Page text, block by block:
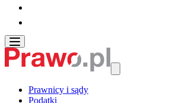
Prawnicy i sądy
Podatki